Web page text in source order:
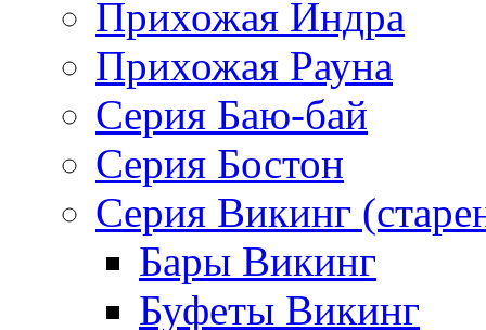
Прихожая Индра
Прихожая Рауна
Серия Баю-бай
Серия Бостон
Серия Викинг
Бары Викинг
Буфеты Викинг